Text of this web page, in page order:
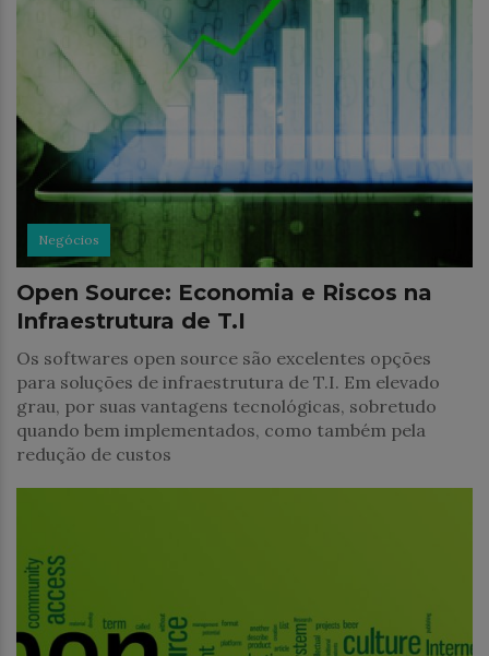
Negócios
Open Source: Economia e Riscos na
Infraestrutura de T.I
Os softwares open source são excelentes opções
para soluções de infraestrutura de T.I. Em elevado
grau, por suas vantagens tecnológicas, sobretudo
quando bem implementados, como também pela
redução de custos